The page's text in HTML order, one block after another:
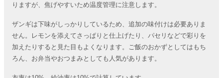
りますが、焦げやすいため温度管理に注意します。
ザンギは下味がしっかりしているため、追加の味付けは必要ありま
せん。レモンを添えてさっぱりと仕上げたり、パセリなどで彩りを
加えたりすると見た目もよくなります。ご飯のおかずとしてはもち
ろん、お弁当やおつまみとしても人気があります。